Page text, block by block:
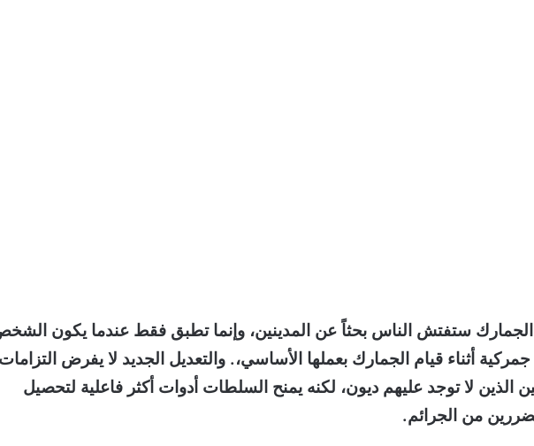
ستفتش الناس بحثاً عن المدينين، وإنما تطبق فقط عندما يكون
أثناء قيام الجمارك بعملها الأساسي،. والتعديل الجديد لا يفرض التزامات
الذين لا توجد عليهم ديون، لكنه يمنح السلطات أدوات أكثر فاعلية لتحصيل
من الجرائم.